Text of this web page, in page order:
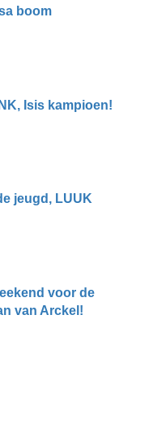
boom
Isis kampioen!
jeugd, LUUK
voor de
van Arckel!